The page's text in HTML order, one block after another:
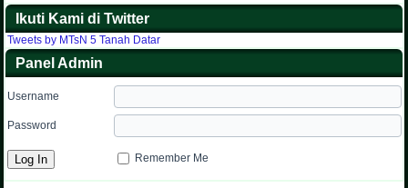
Ikuti Kami di Twitter
Tweets by MTsN 5 Tanah Datar
Panel Admin
Username
Password
Remember Me